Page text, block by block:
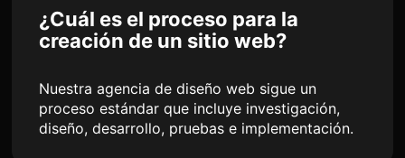
¿Cuál es el proceso para la
creación de un sitio web?
Nuestra agencia de diseño web sigue un
proceso estándar que incluye investigación,
diseño, desarrollo, pruebas e implementación.